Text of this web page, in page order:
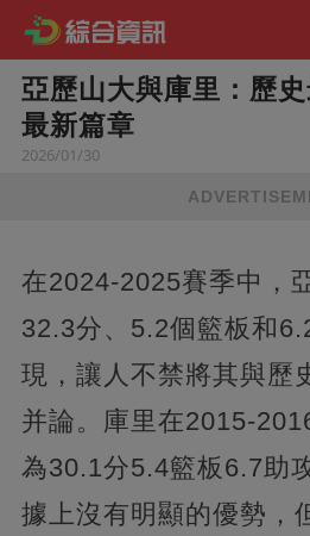
亞歷山大與庫里：歷
最新篇章
2026/01/30
在2024-2025賽季中，
32.3分、5.2個籃板和
現，讓人不禁將其與歷
并論。庫里在2015-
為30.1分5.4籃板6.7助
據上沒有明顯的優勢，